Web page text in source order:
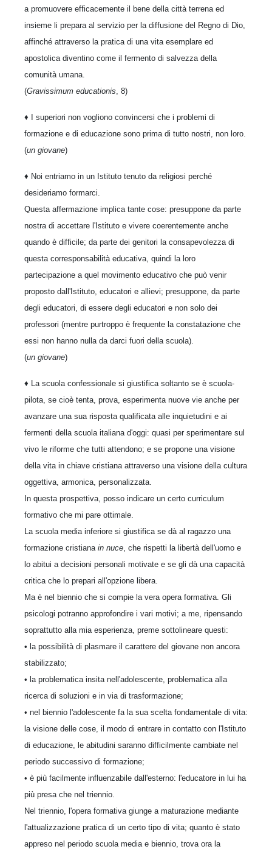
a promuovere efficacemente il bene della città terrena ed
insieme li prepara al servizio per la diffusione del Regno di Dio,
affinché attraverso la pratica di una vita esemplare ed
apostolica diventino come il fermento di salvezza della
comunità umana.
(Gravissimum educationis , 8)
♦ I superiori non vogliono convincersi che i problemi di
formazione e di educazione sono prima di tutto nostri, non loro.
(un giovane)
♦ Noi entriamo in un Istituto tenuto da religiosi perché
desideriamo formarci.
Questa affermazione implica tante cose: presuppone da parte
nostra di accettare l'Istituto e vivere coerentemente anche
quando è difficile; da parte dei genitori la consapevolezza di
questa corresponsabilità educativa, quindi la loro
partecipazione a quel movimento educativo che può venir
proposto dall'Istituto, educatori e allievi; presuppone, da parte
degli educatori, di essere degli educatori e non solo dei
professori (mentre purtroppo è frequente la constatazione che
essi non hanno nulla da darci fuori della scuola).
(un giovane)
♦ La scuola confessionale si giustifica soltanto se è scuola-
pilota, se cioè tenta, prova, esperimenta nuove vie anche per
avanzare una sua risposta qualificata alle inquietudini e ai
fermenti della scuola italiana d'oggi: quasi per sperimentare sul
vivo le riforme che tutti attendono; e se propone una visione
della vita in chiave cristiana attraverso una visione della cultura
oggettiva, armonica, personalizzata.
In questa prospettiva, posso indicare un certo curriculum
formativo che mi pare ottimale.
La scuola media inferiore si giustifica se dà al ragazzo una
formazione cristiana in nuce , che rispetti la libertà dell'uomo e
lo abitui a decisioni personali motivate e se gli dà una capacità
critica che lo prepari all'opzione libera.
Ma è nel biennio che si compie la vera opera formativa. Gli
psicologi potranno approfondire i vari motivi; a me, ripensando
soprattutto alla mia esperienza, preme sottolineare questi:
• la possibilità di plasmare il carattere del giovane non ancora
stabilizzato;
• la problematica insita nell'adolescente, problematica alla
ricerca di soluzioni e in via di trasformazione;
• nel biennio l'adolescente fa la sua scelta fondamentale di vita:
la visione delle cose, il modo di entrare in contatto con l'Istituto
di educazione, le abitudini saranno difficilmente cambiate nel
periodo successivo di formazione;
• è più facilmente influenzabile dall'esterno: l'educatore in lui ha
più presa che nel triennio.
Nel triennio, l'opera formativa giunge a maturazione mediante
l'attualizzazione pratica di un certo tipo di vita; quanto è stato
appreso nel periodo scuola media e biennio, trova ora la